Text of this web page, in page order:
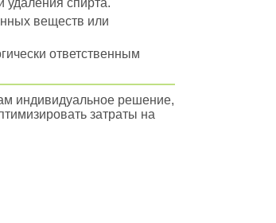
удаления спирта.
веществ или
ответственным
индивидуальное решение,
затраты на